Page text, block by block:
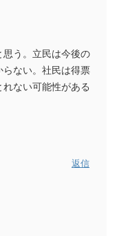
う。立民は今後の
らない。社民は得票
ない可能性がある
返信